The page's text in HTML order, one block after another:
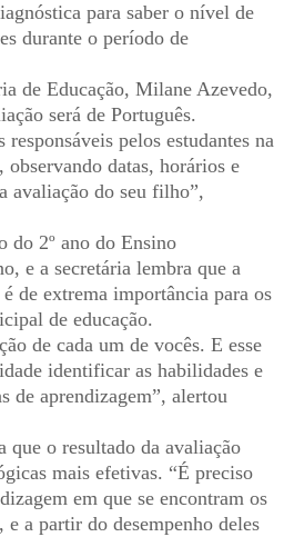
para saber o nível de
durante o período de
de Educação, Milane Azevedo,
será de Português.
responsáveis pelos estudantes na
observando datas, horários e
avaliação do seu filho”,
do 2º ano do Ensino
e a secretária lembra que a
de extrema importância para os
de educação.
de cada um de vocês. E esse
identificar as habilidades e
de aprendizagem”, alertou
que o resultado da avaliação
mais efetivas. “É preciso
em que se encontram os
a partir do desempenho deles